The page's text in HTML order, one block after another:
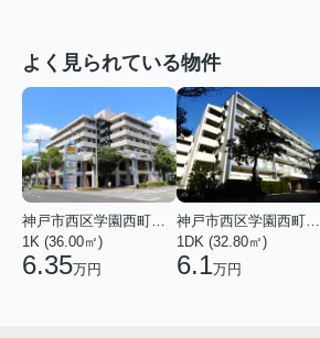
よく見られている物件
神戸市西区学園西町４丁目
1K (36.00㎡)
6.35万円
神戸市西区学園西町７丁目
1DK (32.80㎡)
6.1万円